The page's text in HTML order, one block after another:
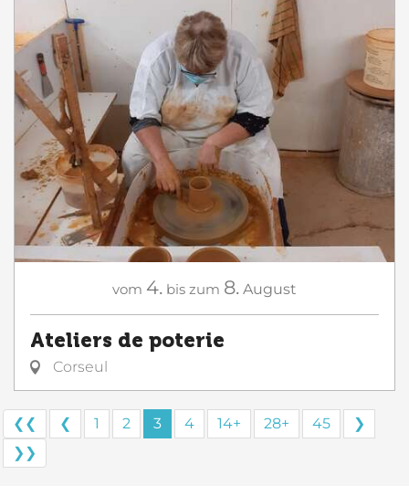
vom 4. bis zum 8. August
Ateliers de poterie
Corseul
❮❮ ❮ 1 2 3 4 14+ 28+ 45
❯
❯❯